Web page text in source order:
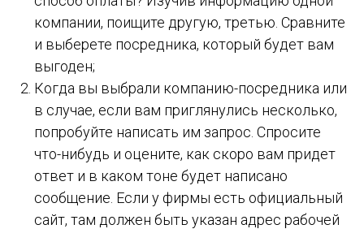
компании, поищите другую, третью. Сравните
и выберете посредника, который будет вам
выгоден;
Когда вы выбрали компанию-посредника или
в случае, если вам приглянулись несколько,
попробуйте написать им запрос. Спросите
что-нибудь и оцените, как скоро вам придет
ответ и в каком тоне будет написано
сообщение. Если у фирмы есть официальный
сайт, там должен быть указан адрес рабочей